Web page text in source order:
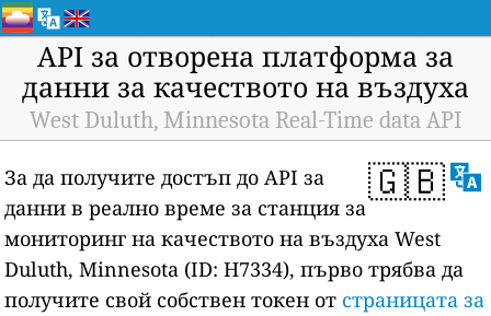
API за отворена платформа за
данни за качеството на въздуха
West Duluth, Minnesota Real-Time data API
🇬🇧
За да получите достъп до API за
данни в реално време за станция за
мониторинг на качеството на въздуха West
Duluth, Minnesota (ID: H7334), първо трябва да
получите свой собствен токен от страницата за